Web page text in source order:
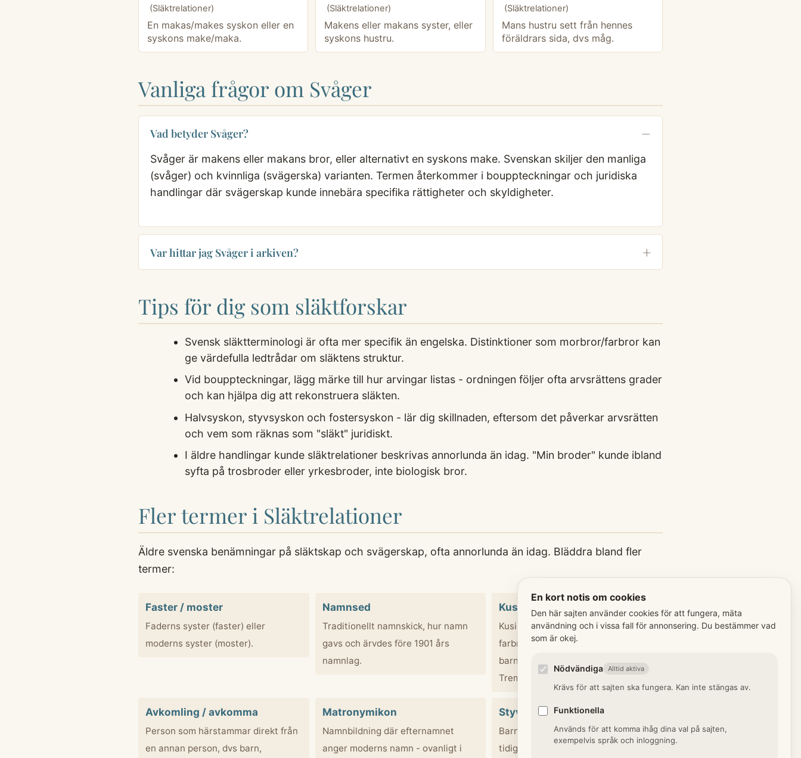
(Släktrelationer)
En makas/makes syskon eller en
syskons make/maka.
(Släktrelationer)
Makens eller makans syster, eller
syskons hustru.
(Släktrelationer)
Mans hustru sett från hennes
föräldrars sida, dvs måg.
Vanliga frågor om Svåger
Vad betyder Svåger?
Svåger är makens eller makans bror, eller alternativt en syskons make. Svenskan skiljer den manliga
(svåger) och kvinnliga (svägerska) varianten. Termen återkommer i bouppteckningar och juridiska
handlingar där svägerskap kunde innebära specifika rättigheter och skyldigheter.
Var hittar jag Svåger i arkiven?
Tips för dig som släktforskar
Svensk släktterminologi är ofta mer specifik än engelska. Distinktioner som morbror/farbror kan
ge värdefulla ledtrådar om släktens struktur.
Vid bouppteckningar, lägg märke till hur arvingar listas - ordningen följer ofta arvsrättens grader
och kan hjälpa dig att rekonstruera släkten.
Halvsyskon, styvsyskon och fostersyskon - lär dig skillnaden, eftersom det påverkar arvsrätten
och vem som räknas som "släkt" juridiskt.
I äldre handlingar kunde släktrelationer beskrivas annorlunda än idag. "Min broder" kunde ibland
syfta på trosbroder eller yrkesbroder, inte biologisk bror.
Fler termer i Släktrelationer
Äldre svenska benämningar på släktskap och svägerskap, ofta annorlunda än idag. Bläddra bland fler
termer:
Faster / moster
Faderns syster (faster) eller
moderns syster (moster).
Namnsed
Traditionellt namnskick, hur namn
gavs och ärvdes före 1901 års
namnlag.
Kusin / syssling / tremänning
Kusin =
farbror/morbror/fasters/mosters
barn. Syssling = nästa generation.
Tremänning = tredje grad.
Avkomling / avkomma
Person som härstammar direkt från
en annan person, dvs barn,
Matronymikon
Namnbildning där efternamnet
anger moderns namn - ovanligt i
Styvbarn
Barn från makens eller makans
tidigare äktenskap.
En kort notis om cookies
Den här sajten använder cookies för att fungera, mäta
användning och i vissa fall för annonsering. Du bestämmer vad
som är okej.
Nödvändiga Alltid aktiva
Krävs för att sajten ska fungera. Kan inte stängas av.
Funktionella
Används för att komma ihåg dina val på sajten,
exempelvis språk och inloggning.